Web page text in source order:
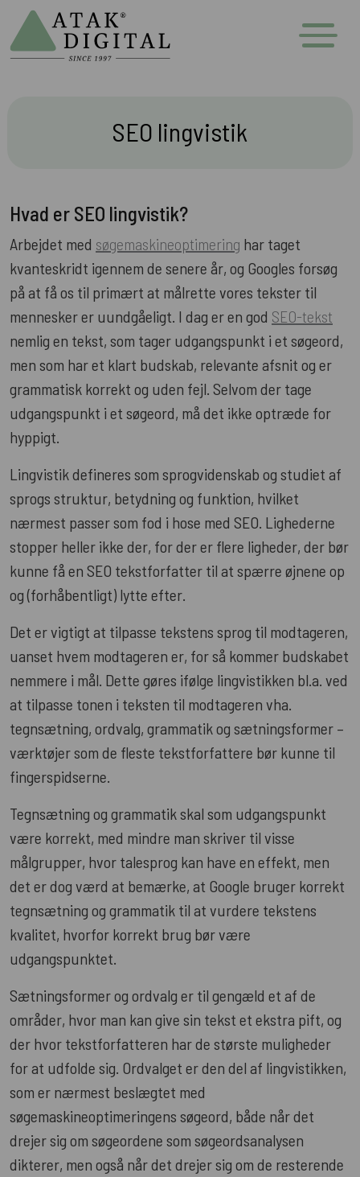
SEO lingvistik
Hvad er SEO lingvistik?
Arbejdet med søgemaskineoptimering har taget
kvanteskridt igennem de senere år, og Googles forsøg
på at få os til primært at målrette vores tekster til
mennesker er uundgåeligt. I dag er en god SEO-tekst
nemlig en tekst, som tager udgangspunkt i et søgeord,
men som har et klart budskab, relevante afsnit og er
grammatisk korrekt og uden fejl. Selvom der tage
udgangspunkt i et søgeord, må det ikke optræde for
hyppigt.
Lingvistik defineres som sprogvidenskab og studiet af
sprogs struktur, betydning og funktion, hvilket
nærmest passer som fod i hose med SEO. Lighederne
stopper heller ikke der, for der er flere ligheder, der bør
kunne få en SEO tekstforfatter til at spærre øjnene op
og (forhåbentligt) lytte efter.
Det er vigtigt at tilpasse tekstens sprog til modtageren,
uanset hvem modtageren er, for så kommer budskabet
nemmere i mål. Dette gøres ifølge lingvistikken bl.a. ved
at tilpasse tonen i teksten til modtageren vha.
tegnsætning, ordvalg, grammatik og sætningsformer –
værktøjer som de fleste tekstforfattere bør kunne til
fingerspidserne.
Tegnsætning og grammatik skal som udgangspunkt
være korrekt, med mindre man skriver til visse
målgrupper, hvor talesprog kan have en effekt, men
det er dog værd at bemærke, at Google bruger korrekt
tegnsætning og grammatik til at vurdere tekstens
kvalitet, hvorfor korrekt brug bør være
udgangspunktet.
Sætningsformer og ordvalg er til gengæld et af de
områder, hvor man kan give sin tekst et ekstra pift, og
der hvor tekstforfatteren har de største muligheder
for at udfolde sig. Ordvalget er den del af lingvistikken,
som er nærmest beslægtet med
søgemaskineoptimeringens søgeord, både når det
drejer sig om søgeordene som søgeordsanalysen
dikterer, men også når det drejer sig om de resterende